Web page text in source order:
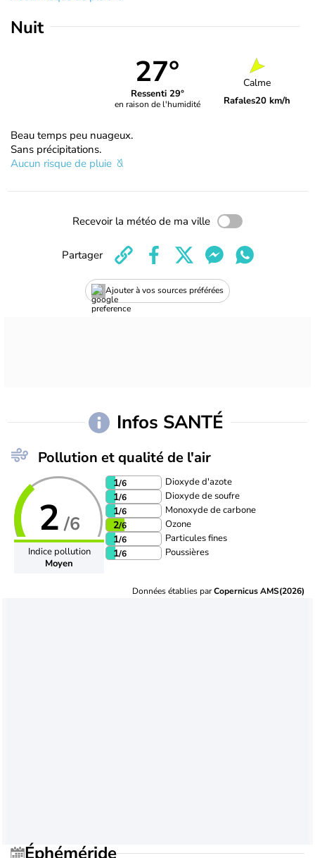
Nuit
27°
Ressenti 29°
en raison de l'humidité
Calme
Rafales20 km/h
Beau temps peu nuageux.
Sans précipitations.
Aucun risque de pluie
Recevoir la météo de ma ville
Ajouter à vos sources préférées
Partager
Infos SANTÉ
Pollution et qualité de l'air
2 /6
Indice pollution
Moyen
1/6 Dioxyde d'azote
1/6 Dioxyde de soufre
1/6 Monoxyde de carbone
2/6 Ozone
1/6 Particules fines
1/6 Poussières
Données établies parCopernicus AMS(2026)
Éphéméride